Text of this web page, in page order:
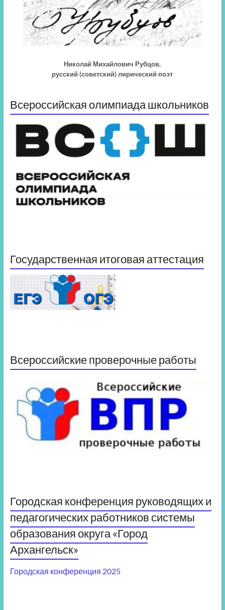
Николай Михайлович Рубцов,
русский (советский) лирический поэт
Всероссийская олимпиада школьников
Государственная итоговая аттестация
Всероссийские проверочные работы
Городская конференция руководящих и
педагогических работников системы
образования округа «Город
Архангельск»
Городская конференция 2025